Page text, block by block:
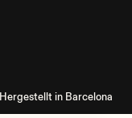
Hergestellt in Barcelona